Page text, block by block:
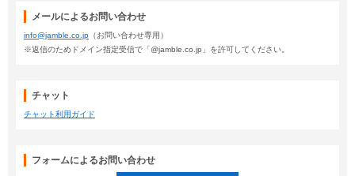
メールによるお問い合わせ
info@jamble.co.jp （お問い合わせ専用）
※返信のためドメイン指定受信で「@jamble.co.jp」を許可してください。
チャット
チャット利用ガイド
フォームによるお問い合わせ